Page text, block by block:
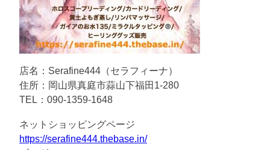
店名：Serafine444（セラフィーナ）
住所：岡山県真庭市蒜山下福田1-280
TEL：090-1359-1648
ネットショッピングページ
https://serafine444.thebase.in/